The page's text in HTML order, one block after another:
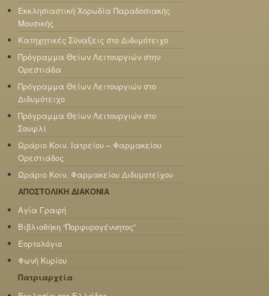
Εκκλησιαστική Χορωδία Παραδοσιακής
Μουσικής
Κατηχητικές Σύναξεις στο Διδυμότειχο
Πρόγραμμα Θείων Λειτουργιών στην
Ορεστιάδα
Πρόγραμμα Θείων Λειτουργιών στο
Διδυμότειχο
Πρόγραμμα Θείων Λειτουργιών στο
Σουφλί
Ωράριο Κοιν. Ιατρείου – Φαρμακείου
Ορεστιάδος
Ωράριο Κοιν. Φαρμακείου Διδυμοτείχου
ΑΠΟΣΤΟΛΙΚΗ ΔΙΑΚΟΝΙΑ
Αγία Γραφή
Βιβλιοθήκη “Πορφυρογέννητος”
Εορτολόγιο
Φωνή Κυρίου
Πατριαρχεία